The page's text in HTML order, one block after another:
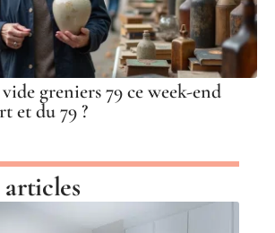
greniers 79 ce week-end
et du 79 ?